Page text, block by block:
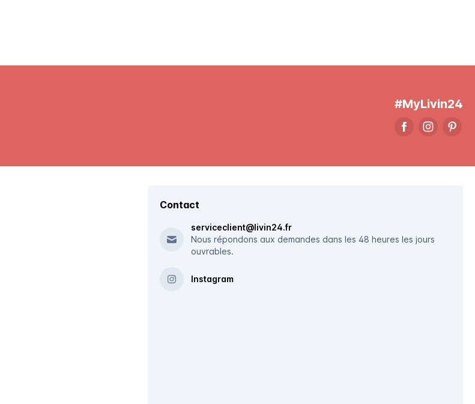
#MyLivin24
Contact
serviceclient@livin24.fr
Nous répondons aux demandes dans les 48 heures les jours
ouvrables.
Instagram